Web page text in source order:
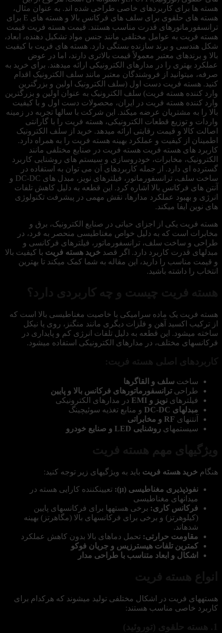
هسته ها برای کاربردهای خاصی طراحی شده اند. به عنوان مثال،
هسته های حلقوی برای سلف های فرکانس بالا و هسته های E برای
ترانسفورماتورهای قدرت مناسب هستند. قیمت هسته فریت قیمت
هسته فریت به عوامل مختلفی مانند جنس مواد تشکیل دهنده، ابعاد،
شکل هندسی و برند سازنده بستگی دارد. هسته های فریت با کیفیت
بالا و برندهای معتبر معمولاً قیمت بالاتری دارند، اما در عوض
عملکرد بهتری را در مدارهای الکترونیکی ارائه میدهند. برای خرید به
صرفه، میتوانید از فروشندگان معتبر مانند سلف الکترونیک اقدام
کنید. هسته فریت دست اول (سلف الکترونیک اولین و بزرگترین
وارد کننده هسته فریت) سلف الکترونیک به عنوان اولین و بزرگترین
وارد کننده هسته فریت در ایران، محصولات دست اول و با کیفیت
بالا را به مشتریان عرضه میکند. این شرکت با سالها تجربه در زمینه
واردات و توزیع قطعات الکترونیکی، هسته فریت را با گارانتی
اصالت کالا و قیمت رقابتی ارائه میدهد. خرید از سلف الکترونیک
اطمینان از کیفیت و عملکرد بهینه هسته فریت را به همراه دارد.
کاربرد های هسته فریت هسته فریت در صنایع مختلفی مانند
الکترونیک، مخابرات، خودروسازی و سیستم های روشنایی کاربرد
گسترده ای دارد. از جمله کاربردهای آن می توان به استفاده در
ساخت سلف، ترانسفورماتور، فیلترهای نویز، مبدل های DC-DC و
آنتن های فرکانس بالا اشاره کرد. این قطعه به دلیل کاهش تلفات
انرژی و بهبود عملکرد مدارها، نقش مهمی در پیشرفت تکنولوژی
های نوین ایفا میکند.
هسته فریت یکی از اجزای حیاتی در صنایع الکترونیک، برق و
مخابرات است که به دلیل خواص مغناطیسی منحصر به فرد، در
طراحی و ساخت سلف، ترانسفورماتور، فیلترهای فرکانسی و
مبدلهای قدرت کاربرد دارد. اگر قصد خرید هسته فریت با کیفیت بالا
و قیمت مناسب را دارید، این مقاله به شما کمک میکند تا بهترین
انتخاب را داشته باشید.
هسته فریت یک ماده سرامیکی با خاصیت مغناطیسی بالا است که
از ترکیب اکسید آهن و فلزات دیگری مانند منگنز، روی یا نیکل
ساخته میشود. این قطعه به دلیل تلفات انرژی کم و پایداری در
فرکانسهای مختلف، در مدارهای الکترونیکی استفاده میشود.
ساخت سلف و القاگرها
طراحیترانسفورماتورهای فرکانس بالا و پایین
فیلترهای نویز و EMI
در مدارهای الکترونیکی
مبدلهای DC-DC
و منابع تغذیه سوئیچینگ
آنتنهای RF و مخابراتی
سیستمهای روشنایی LED و صنایع خودرو
هنگام خرید هسته فریت باید به ویژگیهای زیر توجه کنید:
نفوذپذیری مغناطیسی (μ):
تعیینکننده کارایی هسته در
میدانهای مغناطیسی
فرکانس کاری: برخی هستهها برای فرکانسهای پایین
(کیلوهرتز) و برخی برای فرکانسهای بالا (مگاهرتز) بهینه
شدهاند.
مقاومت حرارتی: تحمل دماهای بالا بدون کاهش عملکرد
کمترین تلفات هیسترزیس و جریان فوکو
اشکال و ابعاد متناسب با طراحی مدار
هستههای فریت در اشکال مختلفی تولید میشوند که هرکدام برای
کاربرد خاصی مناسب هستند: